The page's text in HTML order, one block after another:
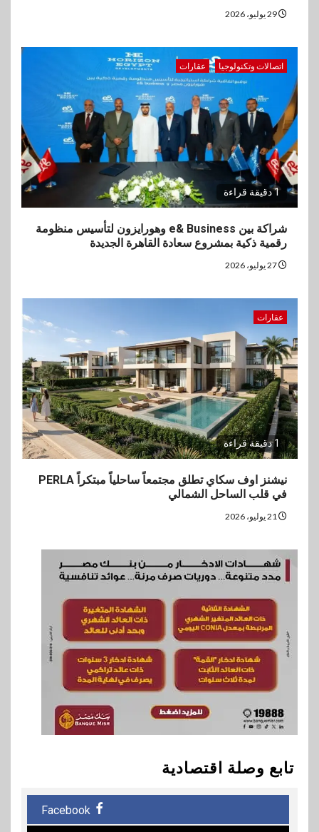
اتصالات وتكنولوجيا عقارات
1 دقيقة قراءة
شراكة بين e& Business وهورايزون لتأسيس منظومة
رقمية ذكية بمشروع سعادة القاهرة الجديدة
عقارات
1 دقيقة قراءة
نيشنز اوف سكاي تطلق مجتمعاً ساحلياً مبتكراً PERLA
في قلب الساحل الشمالي
تابع وصلة اقتصادية
Facebook